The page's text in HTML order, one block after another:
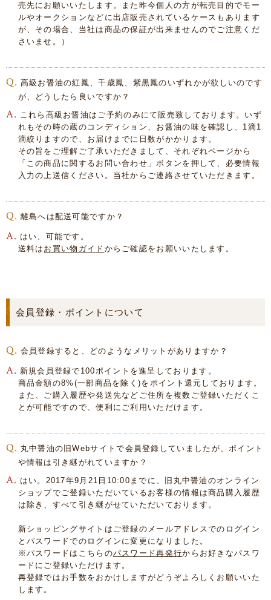
売先にお願いいたします。また昨今個人の方が転売目的でモー
ルやオークションなどに出店販売されているケースもあります
が、その場合、当社は商品の保証が出来ませんのでご注意くだ
さいませ。）
高級お醤油の紅鳳、千歳鳳、紫黒鳳のいずれかが欲しいのです
が、どうしたら良いですか？
これら高級お醤油はご予約のみにて販売致しております。いず
れもその時の蔵のコンディション、お醤油の味を確認し、1滴1
滴絞りますので、お届けまでに日数がかかります。
その旨をご理解ご了承いただきまして、それぞれページから
「この商品に関するお問い合わせ」ボタンを押して、必要情報
入力の上送信ください。当社からご連絡させていただきます。
離島へは配送可能ですか？
はい、可能です。
送料は お買い物ガイド からご確認をお願いいたします。
会員登録・ポイントについて
会員登録すると、どのようなメリットがありますか？
新規会員登録で100ポイントを進呈しております。
商品金額の8%(一部商品を除く)をポイント還元しております。
また、ご購入履歴や発送先などご住所を複数ご登録いただくこ
とが可能ですので、便利にご利用いただけます。
丸中醤油の旧Webサイトで会員登録していましたが、ポイント
や情報は引き継がれていますか？
はい。2017年9月21日10:00までに、旧丸中醤油のオンライン
ショップでご登録いただいているお客様の情報は商品購入履歴
は除き、すべて引き継がせていただいております。
新ショッピングサイトはご登録のメールアドレスでのログイン
とパスワードでのログインに変更になりました。
※パスワードはこちらのパスワード再発行からお好きなパスワ
ードにご登録いただけます。
再登録ではお手数をおかけしますがどうぞよろしくお願いいた
します。